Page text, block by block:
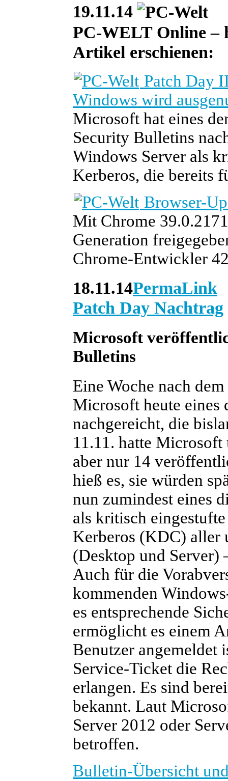
19.11.14
PC-WELT Online –
Artikel erschienen:
Patch Day
Windows wird
Microsoft hat eines
Security Bulletins
Windows Server als
Kerberos, die bereits
Browser-
Mit Chrome
Generation
Chrome-Entwickler
18.11.14PermaLink
Patch Day Nachtrag
Microsoft
Bulletins
Eine Woche nach
Microsoft heute
nachgereicht, die
11.11. hatte
aber nur 14
hieß es, sie würden
nun zumindest eines
als kritisch
Kerberos (KDC) aller
(Desktop und Server)
Auch für die
kommenden
es entsprechende
ermöglicht es einem
Benutzer angemeldet
Service-Ticket die
erlangen. Es sind
bekannt. Laut
Server 2012 oder
betroffen.
Bulletin-Übersicht